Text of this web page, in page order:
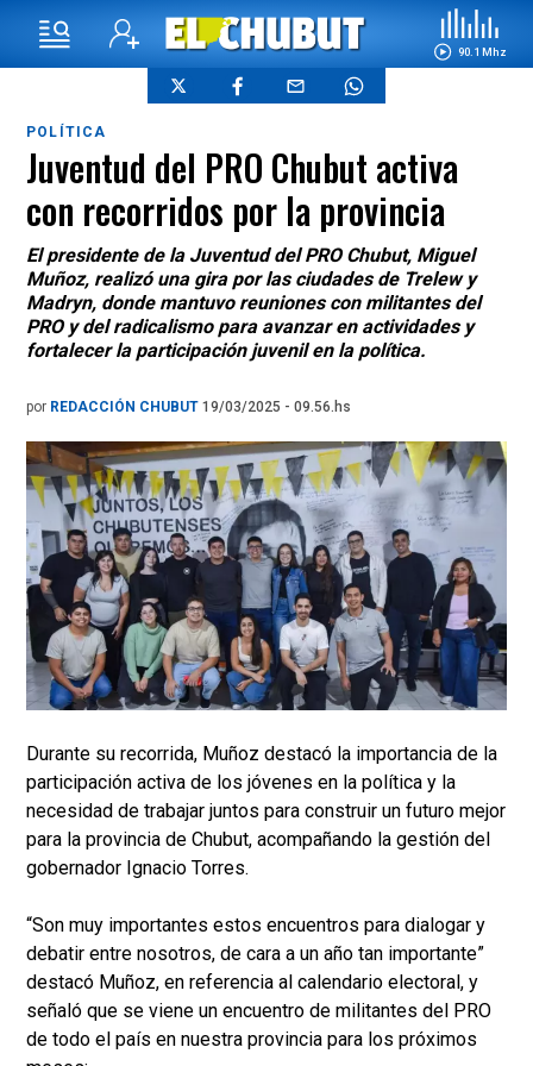
90.1 Mhz
POLÍTICA
Juventud del PRO Chubut activa
con recorridos por la provincia
El presidente de la Juventud del PRO Chubut, Miguel
Muñoz, realizó una gira por las ciudades de Trelew y
Madryn, donde mantuvo reuniones con militantes del
PRO y del radicalismo para avanzar en actividades y
fortalecer la participación juvenil en la política.
por REDACCIÓN CHUBUT 19/03/2025 - 09.56.hs
Durante su recorrida, Muñoz destacó la importancia de la
participación activa de los jóvenes en la política y la
necesidad de trabajar juntos para construir un futuro mejor
para la provincia de Chubut, acompañando la gestión del
gobernador Ignacio Torres.
“Son muy importantes estos encuentros para dialogar y
debatir entre nosotros, de cara a un año tan importante”
destacó Muñoz, en referencia al calendario electoral, y
señaló que se viene un encuentro de militantes del PRO
de todo el país en nuestra provincia para los próximos